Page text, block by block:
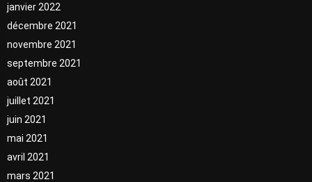
janvier 2022
décembre 2021
novembre 2021
septembre 2021
août 2021
juillet 2021
juin 2021
mai 2021
avril 2021
mars 2021